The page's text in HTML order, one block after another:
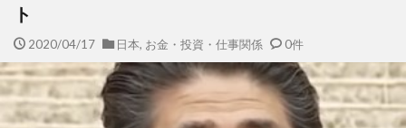
ト
2020/04/17 日本, お金・投資・仕事関係 0件